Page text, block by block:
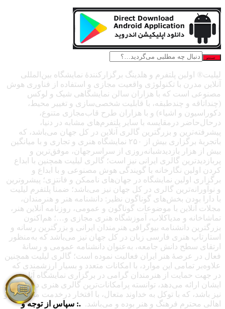
جستجو
لیلیت® اولین پلتفرم و هلدینگ برگزارکنندهٔ نمایشگاه بین‌المللی
آنلاین مدرن با تکنولوژی واقعیت مجازی و استفاده از فناوری هوش
مصنوعی است که با هزاران سالن نمایشگاهی شیک و لوکس
(چنداتاقه و چندطبقه، با قابلیت شخصی‌سازی و تغییر محیط،
دکوراسیون و اشیاء) و با هزاران طرح قاب‌مجازی متنوع،
درحال‌حاضر درمقایسه با سایر پلتفرم‌های مشابه در دنیا،
پیشرفته‌ترین و بزرگترین گالری آنلاین در کل جهان می‌باشد، که
باتجربهٔ برگزاری بیش از ۲۵۰ نمایشگاه هنری و تجاری و با میانگین
بیش از هزار بازدیدشبانه‌روزی از سراسرجهان، موفق‌ترین و
پربازدیدترین گالری ایرانی نیز است؛ گالری لیلیت همچنین با ابداع
کردن اولین نگارخانه با گویندگی هوش مصنوعی و با ابداع و
برگزاری اولین نمایشگاه در جهان‌های ناممکن و فانتزی؛ پیشروترین
و نوآورانه‌ترین گالری در کل جهان نیز می‌باشد؛ ضمناً پلتفرم لیلیت
با دارا بودن بخش‌های گوناگون نظیر: دانشنامه هنر و هنرمندان،
مجلات آنلاین با موضوعات گوناگون و عمومی، روزنامه آنلاین هنر،
تماشاخانه و مدیاکلاب، آموزشگاه هنری مجازی و…؛ هم‌اکنون
بزرگترین دانشنامه بیوگرافی هنرمندان ایرانی و بزرگترین رسانه و
استارتاپ هنری فارسی زبان در کل جهان نیز می‌باشد که به‌منظور
ارتقای سطح دانش جامعه، به‌عنوان دانشنامه عمومی و رسانهٔ
فعال در عرصهٔ هنر ایران فعالیت نموده است؛ گالری لیلیت همچنین
علاوه‌بر تمامی این موارد، با امکانات متعدد و بسیار ارزشمندی که
در جهت حمایت از هنرمندان گرامی در برگزاری نمایشگاه آثار
ایشان ارائه می‌دهد، توانسته پرامکانات‌ترین گالری هنری در جهان
نیز باشد، که با توکل به خداوند متعال، با افتخار درخدمت مخاطبان و
اهالی محترم فرهنگ و هنر بوده و می‌باشد. .: سپاس از توجه و